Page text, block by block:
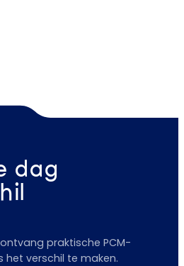
dag
praktische PCM-
het verschil te maken.